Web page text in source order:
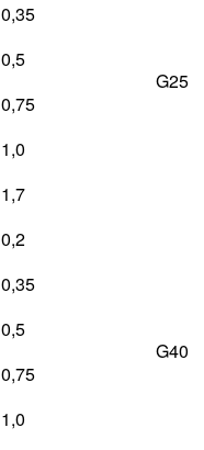
G25
0,35
0,5
0,75
1,0
1,7
0,2
G40
0,35
0,5
0,75
1,0